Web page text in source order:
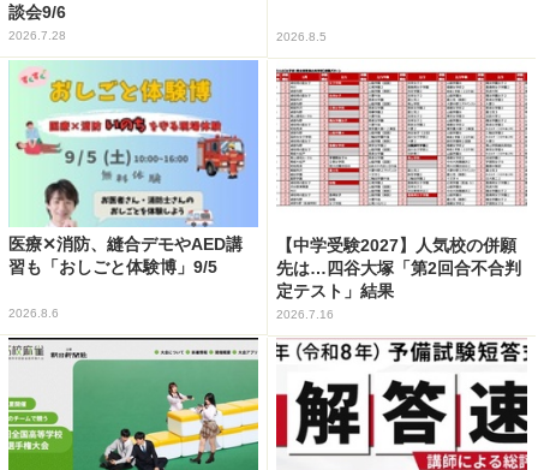
談会9/6
2026.7.28 2026.8.5
医療✕消防、縫合デモやAED講
習も「おしごと体験博」9/5
2026.8.6
【中学受験2027】人気校の併願
先は…四谷大塚「第2回合不合判
定テスト」結果
2026.7.16